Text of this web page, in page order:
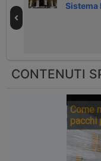
Sistema
CONTENUTI
Come
pacchi